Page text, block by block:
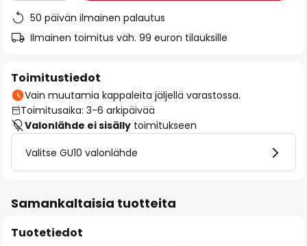
50 päivän ilmainen palautus
Ilmainen toimitus väh. 99 euron tilauksille
Toimitustiedot
Vain muutamia kappaleita jäljellä varastossa.
Toimitusaika: 3-6 arkipäivää
Valonlähde ei sisälly toimitukseen
Valitse GU10 valonlähde
Samankaltaisia tuotteita
Tuotetiedot